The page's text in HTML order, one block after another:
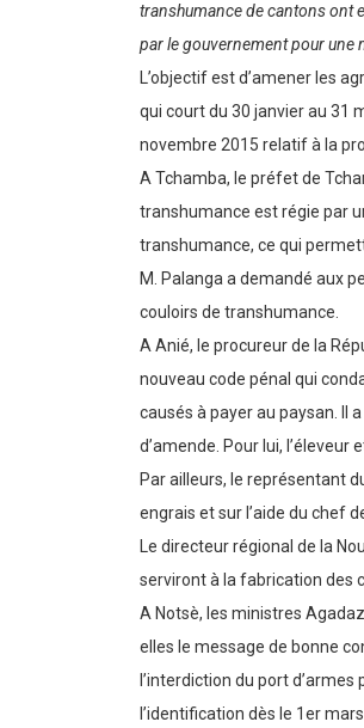
transhumance de cantons ont
par le gouvernement pour une
L’objectif est d’amener les
qui court du 30 janvier au 31
novembre 2015 relatif à la
A Tchamba, le préfet de
transhumance est régie par
transhumance, ce qui
M. Palanga a demandé aux
couloirs de transhumance.
A Anié, le procureur de la
nouveau code pénal qui
causés à payer au paysan. Il
d’amende. Pour lui,
Par ailleurs, le représentant
engrais et sur l’aide du chef
Le directeur régional de la
serviront à la fabrication des
A Notsè, les ministres
elles le message de bonne
l’interdiction du port
l’identification dès le 1er